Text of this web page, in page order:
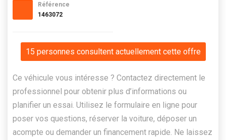
Référence
1463072
15 personnes consultent actuellement cette offre
Ce véhicule vous intéresse ? Contactez directement le
professionnel pour obtenir plus d’informations ou
planifier un essai. Utilisez le formulaire en ligne pour
poser vos questions, réserver la voiture, déposer un
acompte ou demander un financement rapide. Ne laissez